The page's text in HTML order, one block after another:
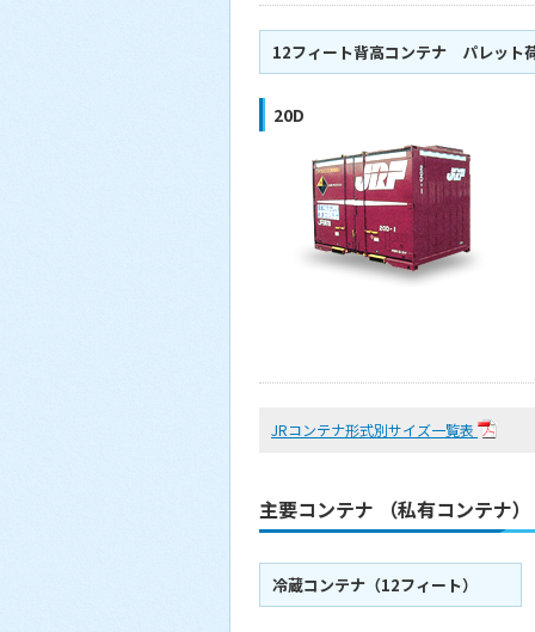
12フィート背高コンテナ パレット
20D
JRコンテナ形式別サイズ一覧表
主要コンテナ （私有コンテナ）
冷蔵コンテナ（12フィート）